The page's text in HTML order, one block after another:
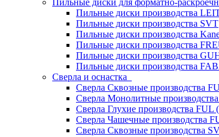
Пильные диски для форматно-
Пильные диски производства
Пильные диски производства SVT
Пильные диски производства
Пильные диски производства
Пильные диски производства
Пильные диски производства
Сверла и оснастка
Сверла Сквозные производства
Сверла Монолитные
Сверла Глухие производства FUL
Сверла Чашечные производства
Сверла Сквозные производства